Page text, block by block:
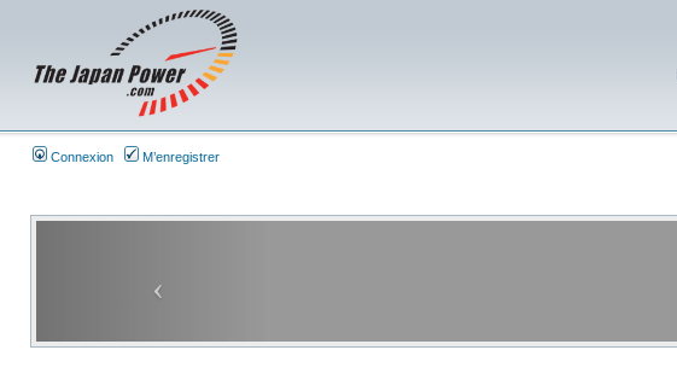
Connexion M’enregistrer